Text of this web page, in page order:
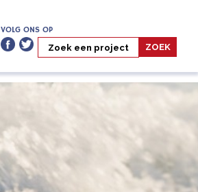
VOLG ONS OP